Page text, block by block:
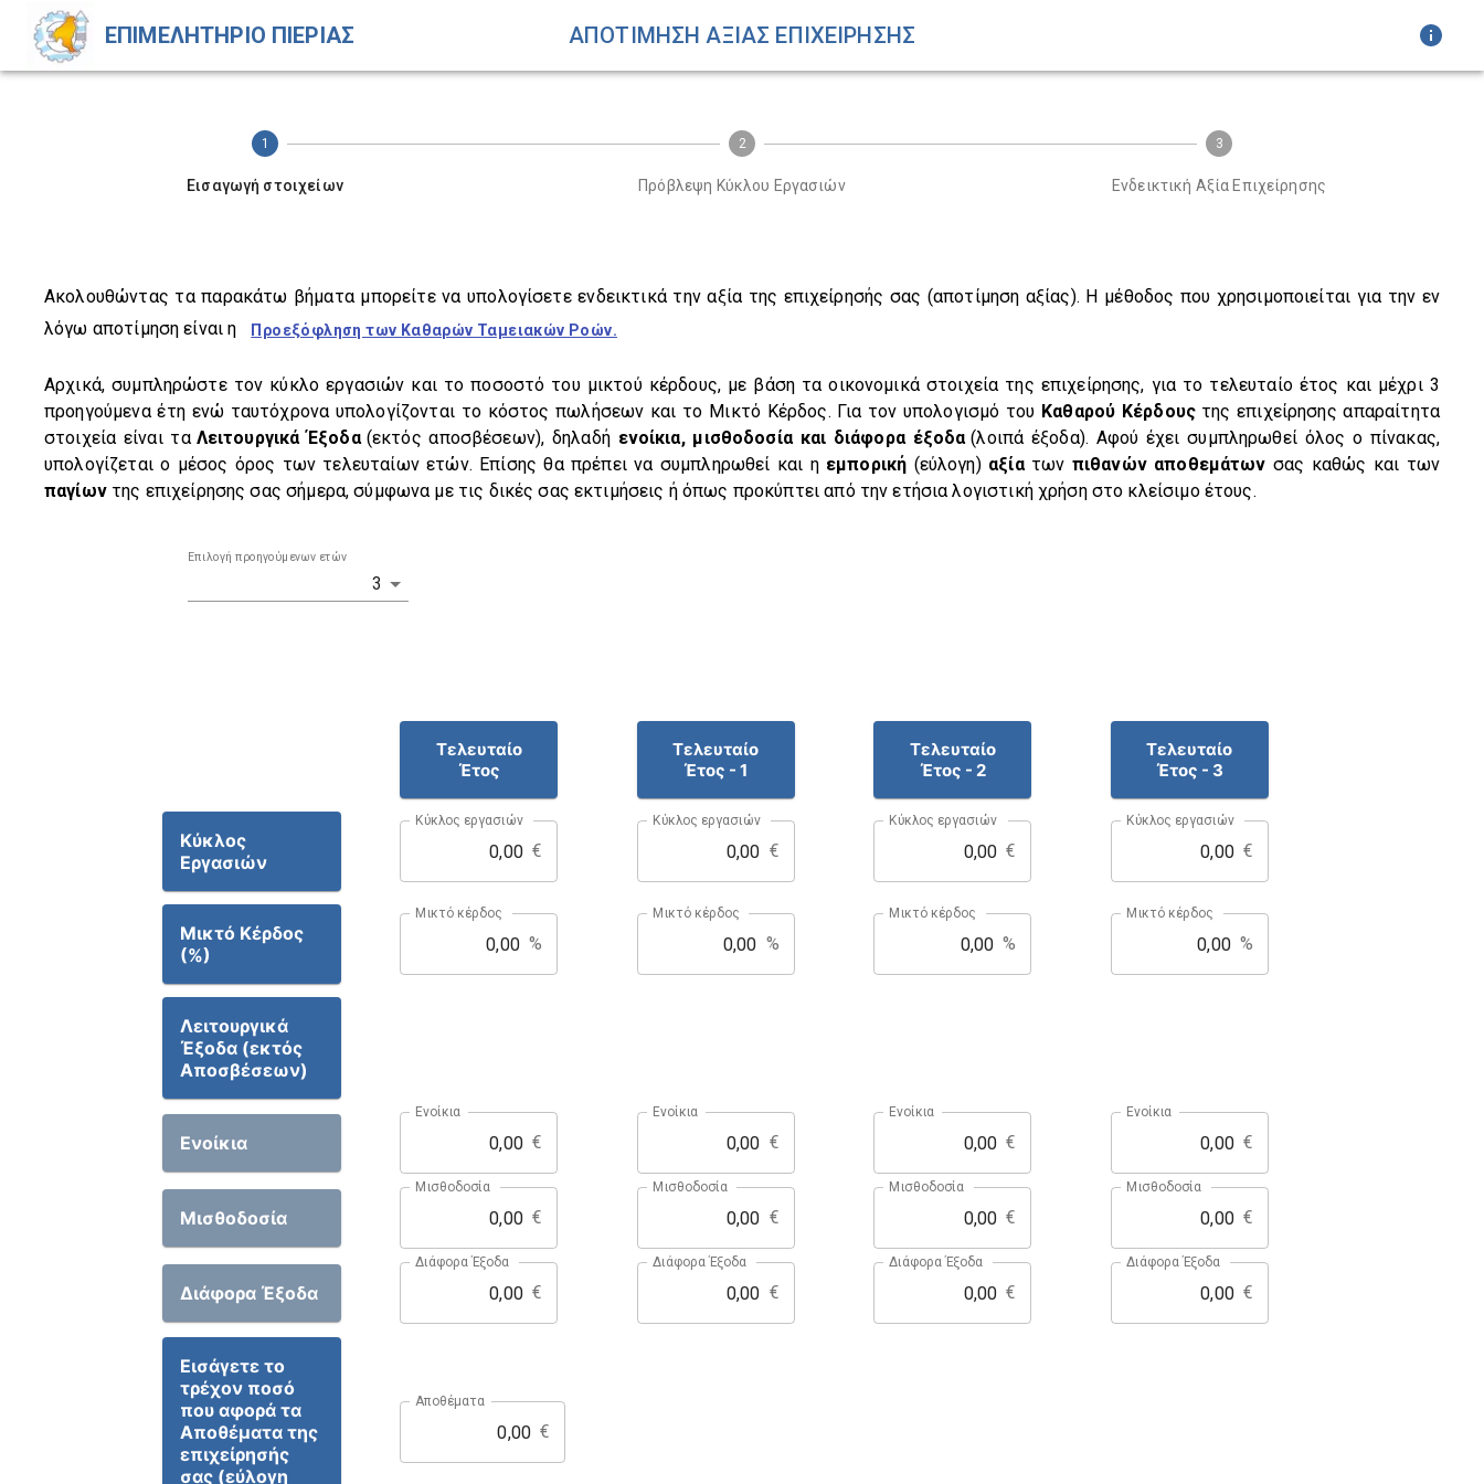
ΕΠΙΜΕΛΗΤΗΡΙΟ ΠΙΕΡΙΑΣ ΑΠΟΤΙΜΗΣΗ ΑΞΙΑΣ ΕΠΙΧΕΙΡΗΣΗΣ
1
Εισαγωγή στοιχείων
2
Πρόβλεψη Κύκλου Εργασιών
3
Ενδεικτική Αξία Επιχείρησης
Ακολουθώντας τα παρακάτω βήματα μπορείτε να υπολογίσετε ενδεικτικά την αξία της επιχείρησής σας (αποτίμηση αξίας). Η μέθοδος που χρησιμοποιείται για την εν
λόγω αποτίμηση είναι η
Προεξόφληση των Καθαρών Ταμειακών Ροών.
Αρχικά, συμπληρώστε τον κύκλο εργασιών και το ποσοστό του μικτού κέρδους, με βάση τα οικονομικά στοιχεία της επιχείρησης, για το τελευταίο έτος και μέχρι 3
προηγούμενα έτη ενώ ταυτόχρονα υπολογίζονται το κόστος πωλήσεων και το Μικτό Κέρδος. Για τον υπολογισμό του Καθαρού Κέρδους της επιχείρησης απαραίτητα
στοιχεία είναι τα Λειτουργικά Έξοδα (εκτός αποσβέσεων), δηλαδή ενοίκια, μισθοδοσία και διάφορα έξοδα (λοιπά έξοδα). Αφού έχει συμπληρωθεί όλος ο πίνακας,
υπολογίζεται ο μέσος όρος των τελευταίων ετών. Επίσης θα πρέπει να συμπληρωθεί και η εμπορική (εύλογη) αξία των πιθανών αποθεμάτων σας καθώς και των
παγίων της επιχείρησης σας σήμερα, σύμφωνα με τις δικές σας εκτιμήσεις ή όπως προκύπτει από την ετήσια λογιστική χρήση στο κλείσιμο έτους.
Επιλογή προηγούμενων ετών
3
Τελευταίο
Έτος
Τελευταίο
Έτος - 1
Τελευταίο
Έτος - 2
Τελευταίο
Έτος - 3
Κύκλος
Εργασιών
Κύκλος εργασιών
€
Κύκλος εργασιών
€
Κύκλος εργασιών
€
Κύκλος εργασιών
€
Μικτό Κέρδος
(%)
Μικτό κέρδος
%
Μικτό κέρδος
%
Μικτό κέρδος
%
Μικτό κέρδος
%
Λειτουργικά
Έξοδα (εκτός
Αποσβέσεων)
Ενοίκια
Ενοίκια
€
Ενοίκια
€
Ενοίκια
€
Ενοίκια
€
Μισθοδοσία
Μισθοδοσία
€
Μισθοδοσία
€
Μισθοδοσία
€
Μισθοδοσία
€
Διάφορα Έξοδα
Διάφορα Έξοδα
€
Διάφορα Έξοδα
€
Διάφορα Έξοδα
€
Διάφορα Έξοδα
€
Εισάγετε το
τρέχον ποσό
που αφορά τα
Αποθέματα της
επιχείρησής
σας (εύλογη
Αποθέματα
€